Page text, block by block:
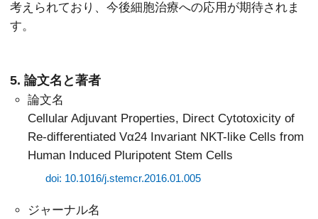
考えられており、今後細胞治療への応用が期待されま
す。
5. 論文名と著者
論文名
Cellular Adjuvant Properties, Direct Cytotoxicity of
Re-differentiated Vα24 Invariant NKT-like Cells from
Human Induced Pluripotent Stem Cells
doi: 10.1016/j.stemcr.2016.01.005
ジャーナル名